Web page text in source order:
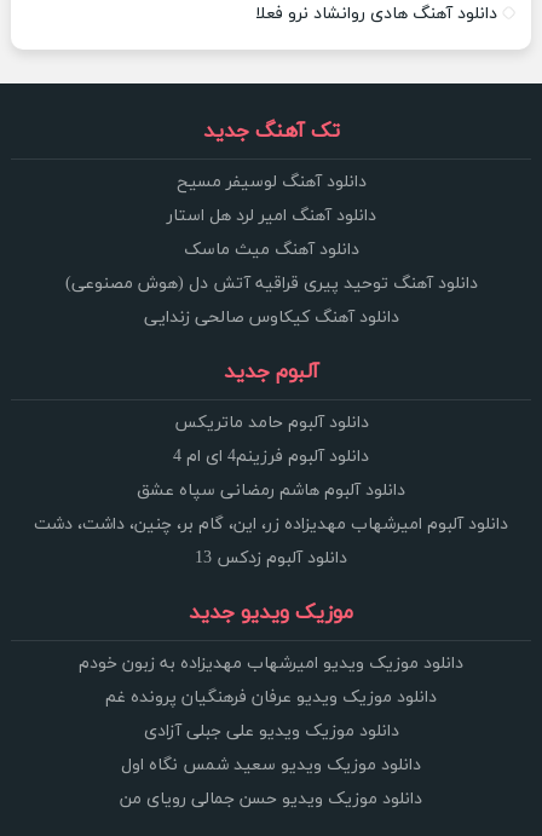
دانلود آهنگ هادی روانشاد نرو فعلا
تک آهنگ جدید
دانلود آهنگ لوسیفر مسیح
دانلود آهنگ امیر لرد هل استار
دانلود آهنگ میث ماسک
دانلود آهنگ توحید پیری قراقیه آتش دل (هوش مصنوعی)
دانلود آهنگ کیکاوس صالحی زندایی
آلبوم جدید
دانلود آلبوم حامد ماتریکس
دانلود آلبوم فرزینم4 ای ام 4
دانلود آلبوم هاشم رمضانی سپاه عشق
دانلود آلبوم امیرشهاب مهدیزاده زر، این، گام بر، چنین، داشت، دشت
دانلود آلبوم زدکس 13
موزیک ویدیو جدید
دانلود موزیک ویدیو امیرشهاب مهدیزاده به زبون خودم
دانلود موزیک ویدیو عرفان فرهنگیان پرونده غم
دانلود موزیک ویدیو علی جبلی آزادی
دانلود موزیک ویدیو سعید شمس نگاه اول
دانلود موزیک ویدیو حسن جمالی رویای من